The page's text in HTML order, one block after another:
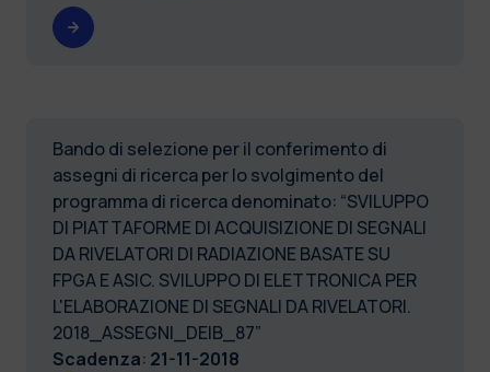
Bando di selezione per il conferimento di
assegni di ricerca per lo svolgimento del
programma di ricerca denominato: “SVILUPPO
DI PIATTAFORME DI ACQUISIZIONE DI SEGNALI
DA RIVELATORI DI RADIAZIONE BASATE SU
FPGA E ASIC. SVILUPPO DI ELETTRONICA PER
L'ELABORAZIONE DI SEGNALI DA RIVELATORI.
2018_ASSEGNI_DEIB_87”
Scadenza: 21-11-2018